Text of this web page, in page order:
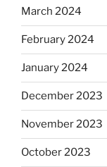
March 2024
February 2024
January 2024
December 2023
November 2023
October 2023